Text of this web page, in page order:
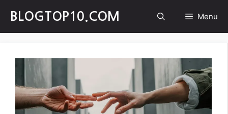
content
BLOGTOP10.COM Menu